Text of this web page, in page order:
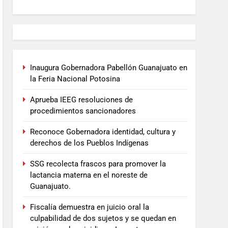
Inaugura Gobernadora Pabellón Guanajuato en
la Feria Nacional Potosina
Aprueba IEEG resoluciones de
procedimientos sancionadores
Reconoce Gobernadora identidad, cultura y
derechos de los Pueblos Indígenas
SSG recolecta frascos para promover la
lactancia materna en el noreste de
Guanajuato.
Fiscalía demuestra en juicio oral la
culpabilidad de dos sujetos y se quedan en